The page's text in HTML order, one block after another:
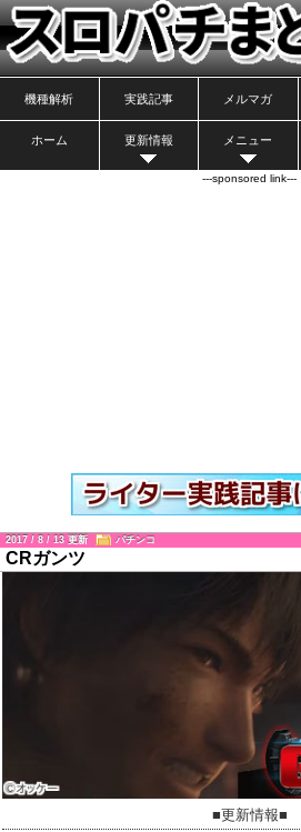
機種解析 実践記事 メルマガ
ホーム 更新情報 メニュー
---sponsored link---
2017 / 8 / 13 更新 パチンコ
CRガンツ
■更新情報■